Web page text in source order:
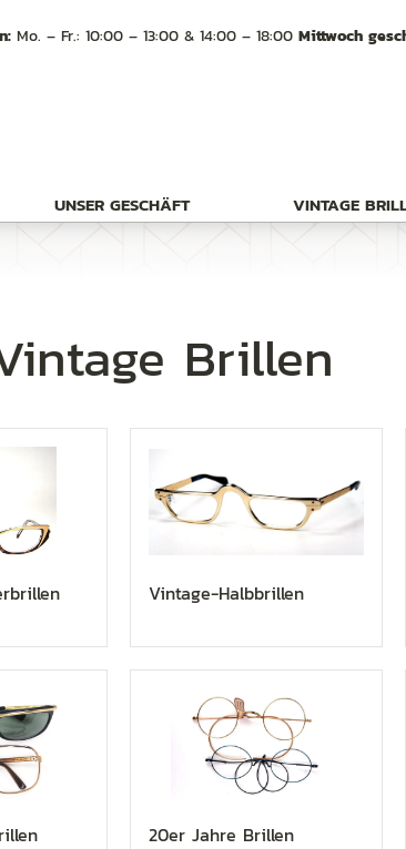
Mo. – Fr.: 10:00 – 13:00 & 14:00 – 18:00 Mittwoch
UNSER GESCHÄFT VINTAGE
Brillen
Vintage-Halbbrillen
20er Jahre Brillen